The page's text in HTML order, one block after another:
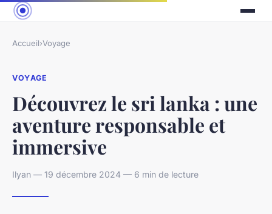
Accueil›Voyage
VOYAGE
Découvrez le sri lanka : une
aventure responsable et
immersive
Ilyan — 19 décembre 2024 — 6 min de lecture